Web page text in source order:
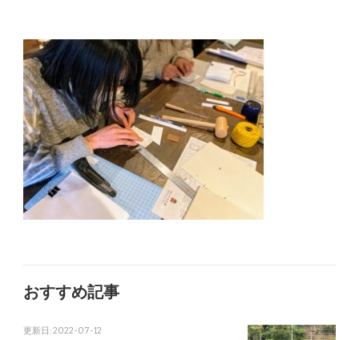
おすすめ記事
更新日:2022-07-12